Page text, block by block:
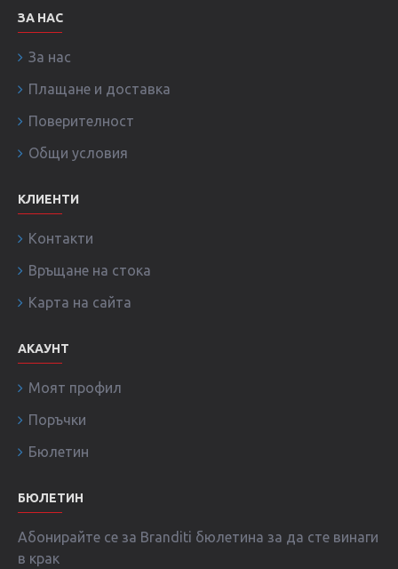
ЗА НАС
За нас
Плащане и доставка
Поверителност
Общи условия
КЛИЕНТИ
Контакти
Връщане на стока
Карта на сайта
АКАУНТ
Моят профил
Поръчки
Бюлетин
БЮЛЕТИН
Абонирайте се за Branditi бюлетина за да сте винаги
в крак